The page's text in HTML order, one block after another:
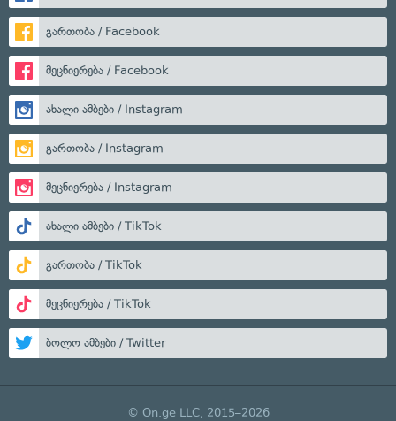
გართობა / Facebook
მეცნიერება / Facebook
ახალი ამბები / Instagram
გართობა / Instagram
მეცნიერება / Instagram
ახალი ამბები / TikTok
გართობა / TikTok
მეცნიერება / TikTok
ბოლო ამბები / Twitter
© On.ge LLC, 2015–2026